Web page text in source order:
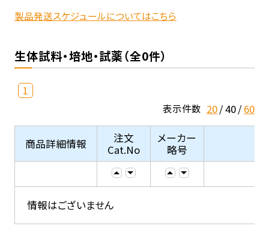
製品発送スケジュールについてはこちら
生体試料・培地・試薬（全0件）
1
表示件数 20 40 60
商品詳細情報
注文
Cat.No
メーカー
略号
情報はございません